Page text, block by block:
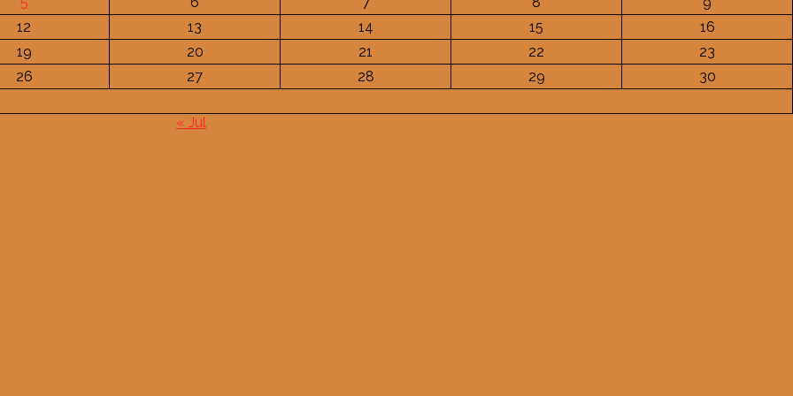
12
13 14 15
16
19
20 21 22
23
26
27 28 29 30
« Jul